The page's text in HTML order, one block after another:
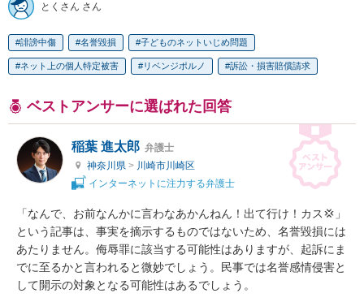
とくさん さん
誹謗中傷 名誉毀損 子どものネットいじめ問題
ネット上の個人特定被害 リベンジポルノ 訴訟・損害賠償請求
ベストアンサーに選ばれた回答
稲葉 進太郎 弁護士
神奈川県 > 川崎市川崎区
インターネットに注力する弁護士
「なんで、お前なんかに言わなあかんねん！出て行け！カス💢」
という記事は、事実を摘示するものではないため、名誉毀損には
あたりません。侮辱罪に該当する可能性はありますが、起訴にま
でに至るかと言われると微妙でしょう。民事では名誉感情侵害と
して開示の対象となる可能性はあるでしょう。